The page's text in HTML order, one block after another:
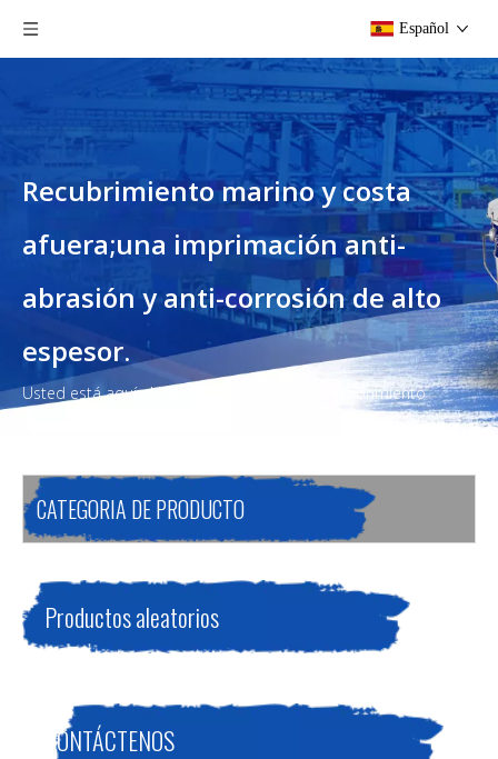
Español
Recubrimiento marino y costa
afuera;una imprimación anti-
abrasión y anti-corrosión de alto
espesor.
Usted está aquí: Hogar
Recubrimiento
marino y costa afuera;una imprimación anti-abrasión y anti-
CATEGORIA DE PRODUCTO
Productos aleatorios
CONTÁCTENOS